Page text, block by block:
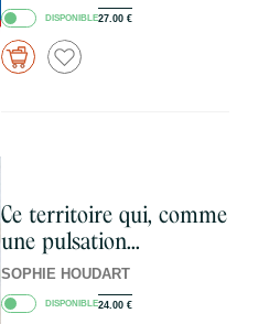
DISPONIBLE27.00 €
Ce territoire qui, comme
une pulsation...
SOPHIE HOUDART
DISPONIBLE24.00 €